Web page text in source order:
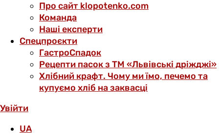
Про сайт klopotenko.com
Команда
Наші експерти
Спецпроєкти
ГастроСпадок
Рецепти пасок з ТМ «Львівські дріжджі»
Хлібний крафт. Чому ми їмо, печемо та
купуємо хліб на заквасці
Увійти
UA